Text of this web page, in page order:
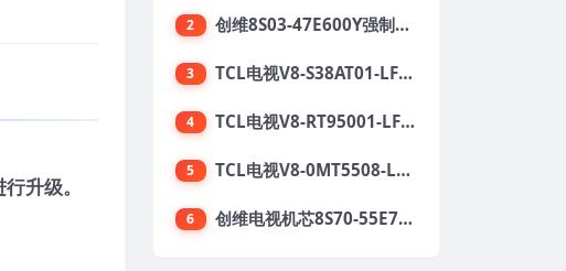
升级。
2 创维8S03-47E600Y强制升级软件刷机电视固件包
3 TCL电视V8-S38AT01-LF1V123版本强刷电视固件包下载
4 TCL电视V8-RT95001-LF1V215版本强刷电视固件包下载
5 TCL电视V8-0MT5508-LF1V362版本强刷电视固件包下载
6 创维电视机芯8S70-55E710S系列酷开5.05刷机固件